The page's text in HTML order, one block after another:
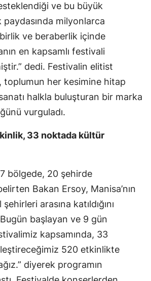
ve bu büyük
milyonlarca
birlik ve beraberlik içinde
en kapsamlı festivali
dedi. Festivalin elitist
toplumun her kesimine hitap
halkla buluşturan bir marka
vurguladı.
33 noktada kültür
bölgede, 20 şehirde
Bakan Ersoy, Manisa’nın
arasına katıldığını
başlayan ve 9 gün
kapsamında, 33
520 etkinlikte
diyerek programın